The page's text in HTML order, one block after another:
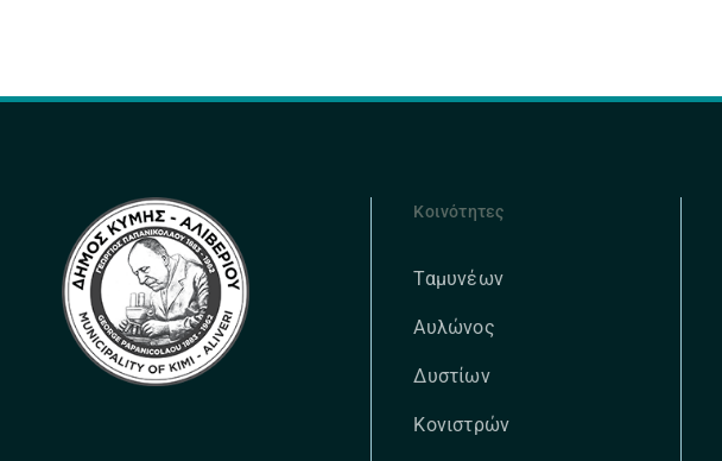
Κοινότητες
Ταμυνέων
Αυλώνος
Δυστίων
Κονιστρών